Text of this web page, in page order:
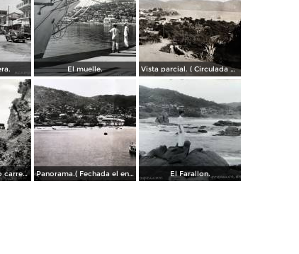
El muelle. Vista parcial. ( Circulada el 23 de Mayo de 1935 ).
La frente del diablo carretera Acapulo a Pie de La Cuesta ( Fechada el en 1931 ). Panorama.( Fechada el en 1931 ). El Farallon.